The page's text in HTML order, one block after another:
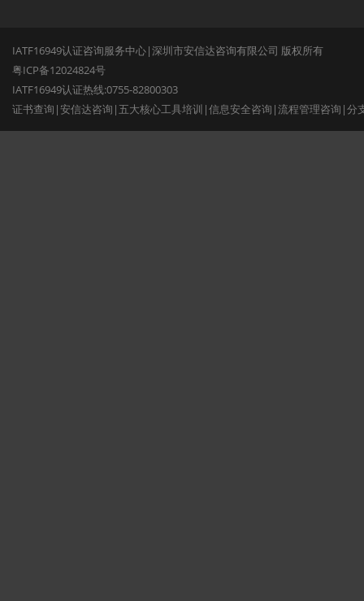
IATF16949认证咨询服务中心|深圳市安信达咨询有限公司 版权所有
粤ICP备12024824号
IATF16949认证热线:0755-82800303
证书查询 |安信达咨询 | 五大核心工具培训 |信息安全咨询 |流程管理咨询 |分